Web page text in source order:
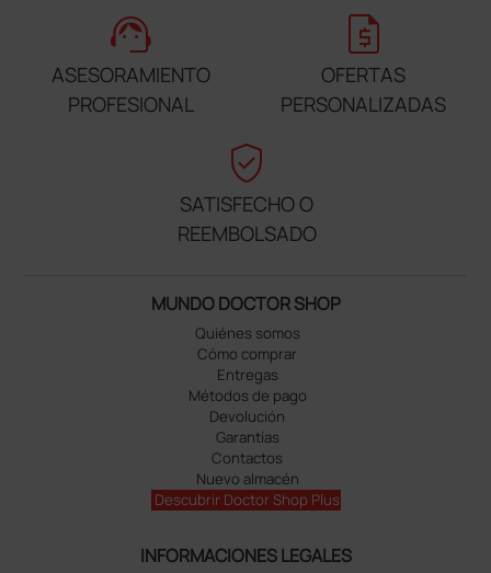
support_agent
ASESORAMIENTO
PROFESIONAL
request_quote
OFERTAS
PERSONALIZADAS
verified_user
SATISFECHO O
REEMBOLSADO
MUNDO DOCTOR SHOP
Quiénes somos
Cómo comprar
Entregas
Métodos de pago
Devolución
Garantías
Contactos
Nuevo almacén
Descubrir Doctor Shop Plus
INFORMACIONES LEGALES